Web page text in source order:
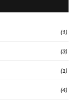
(1)
(3)
(1)
(4)